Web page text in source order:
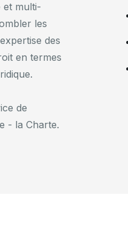
et multi-
les
des
en termes
de
- la Charte.